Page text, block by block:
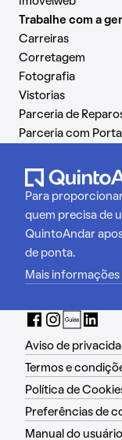
Trabalhe com a
Carreiras
Corretagem
Fotografia
Vistorias
Parceria de
Parceria com
Para
quem precisa de
QuintoAndar
de ponta.
Mais informações
Aviso de
Termos e
Política de
Preferências de
Manual do usuário